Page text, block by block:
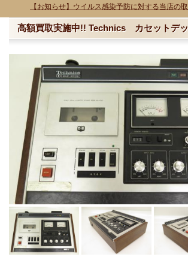
【お知らせ】ウイルス感染予防に対する当店の
高額買取実施中!! Technics カセットデ